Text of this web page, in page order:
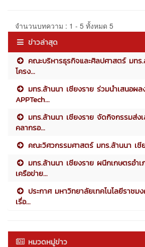
จำนวนบทความ : 1 - 5 ทั้งหมด 5
ข่าวล่าสุด
คณะบริหารธุรกิจและศิลปศาสตร์ มทร
โครง...
มทร.ล้านนา เชียงราย ร่วมนำเสนอผล
APPTech...
มทร.ล้านนา เชียงราย จัดกิจกรรมส่
คลากรอ...
คณะวิศวกรรมศาสตร์ มทร.ล้านนา เชี
มทร.ล้านนา เชียงราย ผนึกเกษตรอำเ
เครือข่าย...
ประกาศ มหาวิทยาลัยเทคโนโลยีราชม
เรื่อ...
หมวดหมู่ข่าว